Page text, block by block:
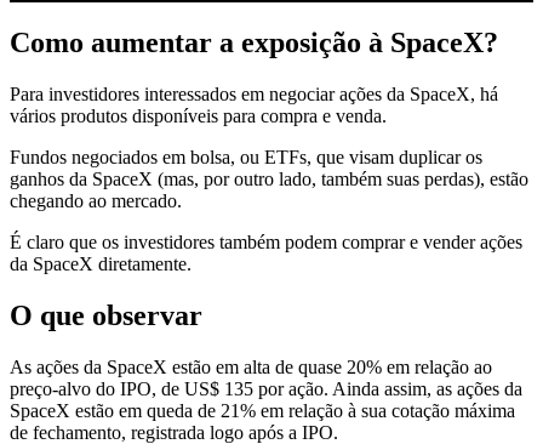
Como aumentar a exposição à SpaceX?
Para investidores interessados em negociar ações da SpaceX, há
vários produtos disponíveis para compra e venda.
Fundos negociados em bolsa, ou ETFs, que visam duplicar os
ganhos da SpaceX (mas, por outro lado, também suas perdas), estão
chegando ao mercado.
É claro que os investidores também podem comprar e vender ações
da SpaceX diretamente.
O que observar
As ações da SpaceX estão em alta de quase 20% em relação ao
preço-alvo do IPO, de US$ 135 por ação. Ainda assim, as ações da
SpaceX estão em queda de 21% em relação à sua cotação máxima
de fechamento, registrada logo após a IPO.